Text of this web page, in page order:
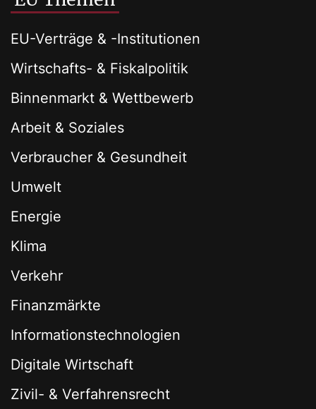
EU-Verträge & -Institutionen
Wirtschafts- & Fiskalpolitik
Binnenmarkt & Wettbewerb
Arbeit & Soziales
Verbraucher & Gesundheit
Umwelt
Energie
Klima
Verkehr
Finanzmärkte
Informationstechnologien
Digitale Wirtschaft
Zivil- & Verfahrensrecht